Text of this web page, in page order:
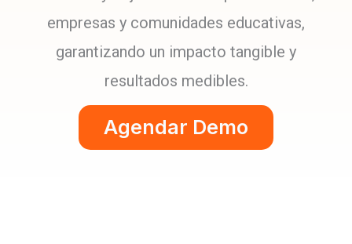
empresas y comunidades educativas,
garantizando un impacto tangible y
resultados medibles.
Agendar Demo